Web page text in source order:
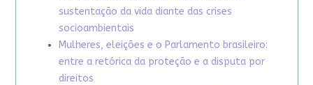
sustentação da vida diante das crises
socioambientais
Mulheres, eleições e o Parlamento brasileiro:
entre a retórica da proteção e a disputa por
direitos